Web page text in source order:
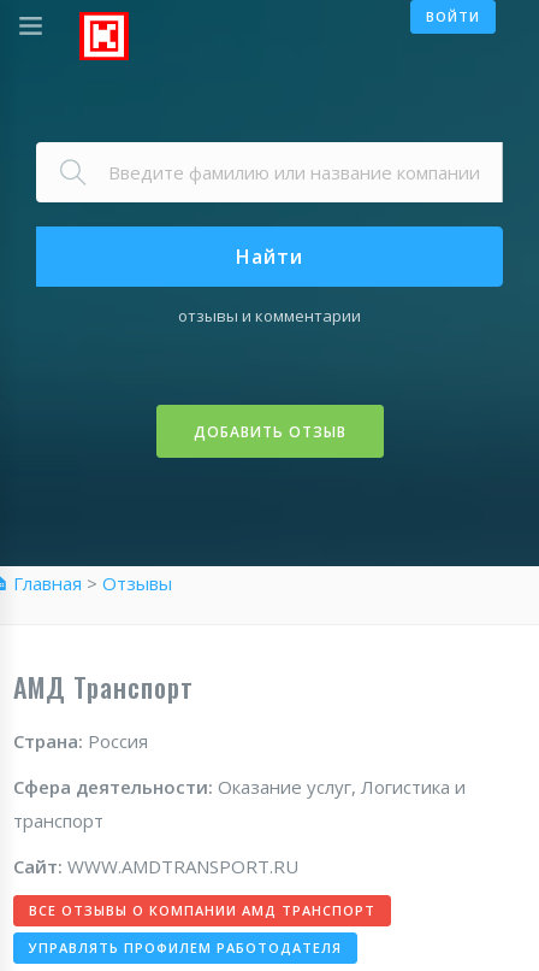
ВОЙТИ
Найти
отзывы и комментарии
ДОБАВИТЬ ОТЗЫВ
Главная > Отзывы
АМД Транспорт
Страна: Россия
Сфера деятельности: Оказание услуг, Логистика и
транспорт
Сайт: WWW.AMDTRANSPORT.RU
ВСЕ ОТЗЫВЫ О КОМПАНИИ АМД ТРАНСПОРТ
УПРАВЛЯТЬ ПРОФИЛЕМ РАБОТОДАТЕЛЯ